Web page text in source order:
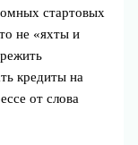
стартовых
не «яхты и
кредиты на
от слова